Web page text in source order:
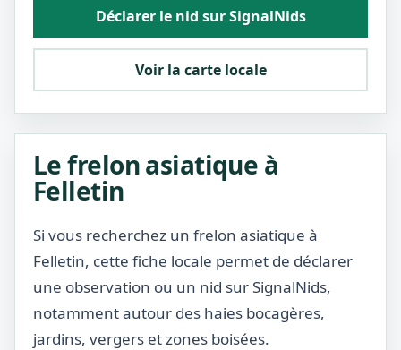
Déclarer le nid sur SignalNids
Voir la carte locale
Le frelon asiatique à
Felletin
Si vous recherchez un frelon asiatique à
Felletin, cette fiche locale permet de déclarer
une observation ou un nid sur SignalNids,
notamment autour des haies bocagères,
jardins, vergers et zones boisées.